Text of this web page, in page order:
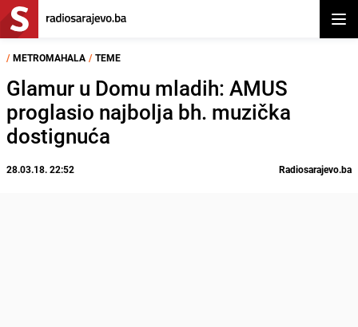
/ METROMAHALA / TEME
Glamur u Domu mladih: AMUS
proglasio najbolja bh. muzička
dostignuća
28.03.18. 22:52 Radiosarajevo.ba